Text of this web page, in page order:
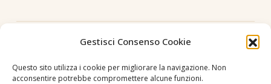
Gestisci Consenso Cookie
Questo sito utilizza i cookie per migliorare la navigazione. Non
acconsentire potrebbe compromettere alcune funzioni.
Seguici